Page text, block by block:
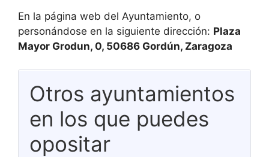
En la página web del Ayuntamiento, o
personándose en la siguiente dirección: Plaza
Mayor Grodun, 0, 50686 Gordún, Zaragoza
Otros ayuntamientos
en los que puedes
opositar